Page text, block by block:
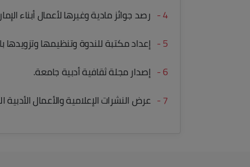
4 -
رصد جوائز مادية وغيرها لأعمال أبناء
5 -
إعداد مكتبة للندوة وتنظيمها
6 -
إصدار مجلة ثقافية أدبية جامعة.
7 -
عرض النشرات الإعلامية والأعمال